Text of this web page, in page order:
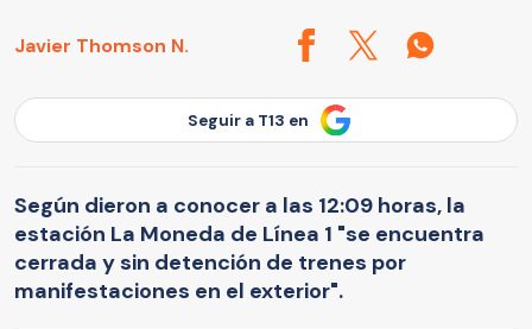
Javier Thomson N.
Seguir a T13 en
Según dieron a conocer a las 12:09 horas, la
estación La Moneda de Línea 1 "se encuentra
cerrada y sin detención de trenes por
manifestaciones en el exterior".